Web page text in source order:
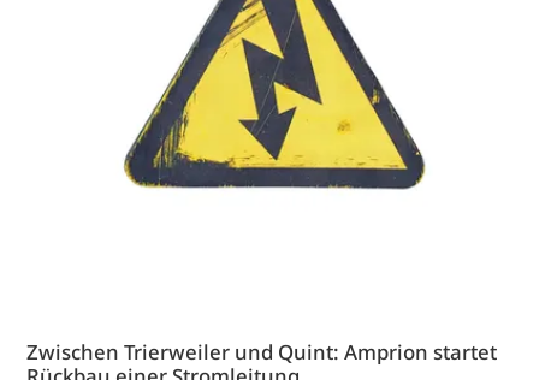
Zwischen Trierweiler und Quint: Amprion startet